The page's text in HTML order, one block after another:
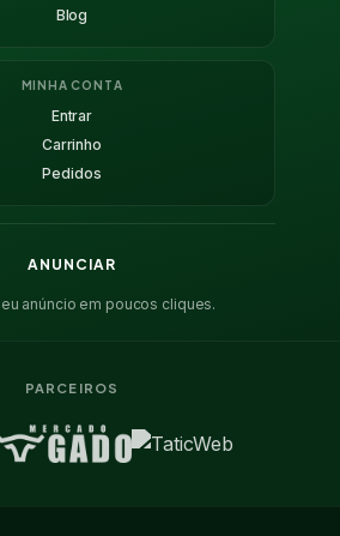
Blog
MINHA CONTA
Entrar
Carrinho
Pedidos
ANUNCIAR
anúncio em poucos cliques.
PARCEIROS